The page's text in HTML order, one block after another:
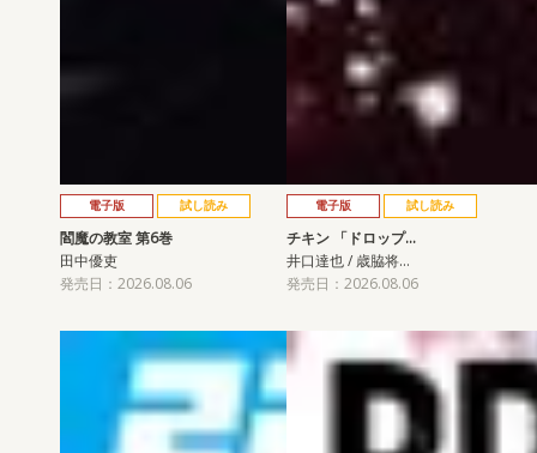
電子版 試し読み
閻魔の教室 第6巻
田中優吏
発売日：2026.08.06
電子版 試し読み
チキン 「ドロップ…
井口達也 / 歳脇将…
発売日：2026.08.06